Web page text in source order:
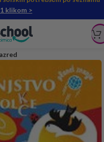
klikom >